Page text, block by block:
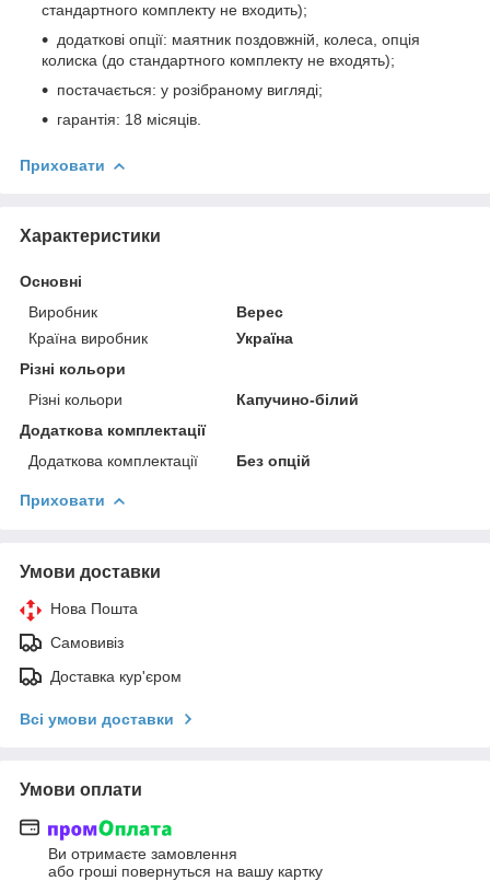
стандартного комплекту не входить);
додаткові опції: маятник поздовжній, колеса, опція
колиска (до стандартного комплекту не входять);
постачається: у розібраному вигляді;
гарантія: 18 місяців.
Приховати
Характеристики
Основні
Виробник
Верес
Країна виробник
Україна
Різні кольори
Різні кольори
Капучино-білий
Додаткова комплектації
Додаткова комплектації
Без опцій
Приховати
Умови доставки
Нова Пошта
Самовивіз
Доставка кур'єром
Всі умови доставки
Умови оплати
Ви отримаєте замовлення
або гроші повернуться на вашу картку